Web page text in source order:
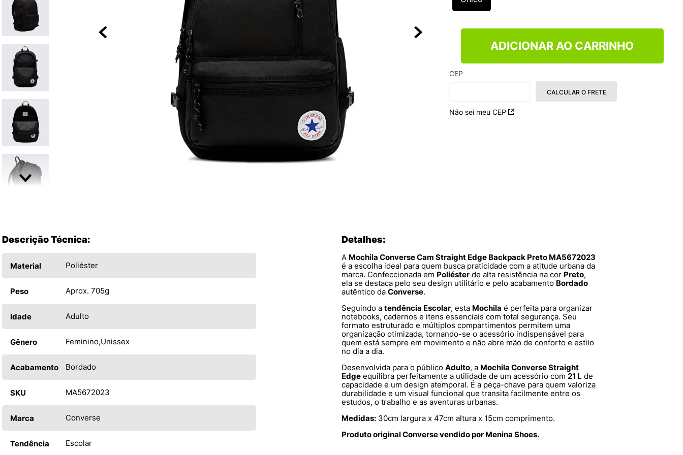
ADICIONAR AO CARRINHO
CEP
Não sei meu CEP
CALCULAR O FRETE
Descrição Técnica:
Material Poliéster
Peso Aprox. 705g
Idade Adulto
Gênero Feminino Unissex
Acabamento Bordado
SKU MA5672023
Marca Converse
Tendência Escolar
Detalhes:
A Mochila Converse Cam Straight Edge Backpack Preto MA5672023
é a escolha ideal para quem busca praticidade com a atitude urbana da
marca. Confeccionada em Poliéster de alta resistência na cor Preto,
ela se destaca pelo seu design utilitário e pelo acabamento Bordado
autêntico da Converse.
Seguindo a tendência Escolar, esta Mochila é perfeita para organizar
notebooks, cadernos e itens essenciais com total segurança. Seu
formato estruturado e múltiplos compartimentos permitem uma
organização otimizada, tornando-se o acessório indispensável para
quem está sempre em movimento e não abre mão de conforto e estilo
no dia a dia.
Desenvolvida para o público Adulto, a Mochila Converse Straight
Edge equilibra perfeitamente a utilidade de um acessório com 21 L de
capacidade e um design atemporal. É a peça-chave para quem valoriza
durabilidade e um visual funcional que transita facilmente entre os
estudos, o trabalho e as aventuras urbanas.
Medidas: 30cm largura x 47cm altura x 15cm comprimento.
Produto original Converse vendido por Menina Shoes.